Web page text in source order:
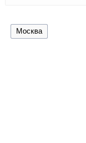
Москва